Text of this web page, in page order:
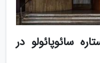
هتل های 5 ستاره سائوپائولو در